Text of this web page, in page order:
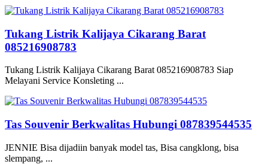
Tukang Listrik Kalijaya Cikarang Barat
085216908783
Tukang Listrik Kalijaya Cikarang Barat 085216908783 Siap
Melayani Service Konsleting ...
Tas Souvenir Berkwalitas Hubungi 087839544535
JENNIE Bisa dijadiin banyak model tas, Bisa cangklong, bisa
slempang, ...